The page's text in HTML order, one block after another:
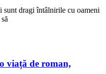
sunt dragi întâlnirile cu oameni
viață de roman,